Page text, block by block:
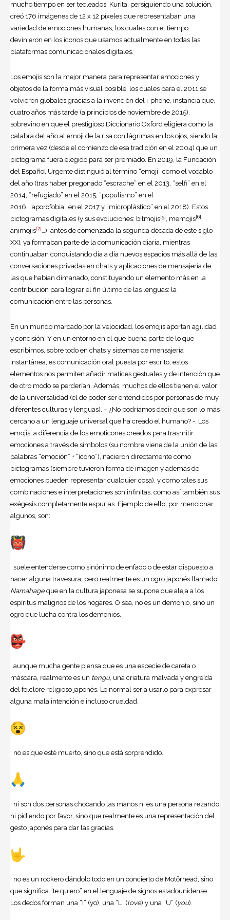
mucho tiempo en ser tecleados. Kurita, persiguiendo una solución,
creó 176 imágenes de 12 x 12 píxeles que representaban una
variedad de emociones humanas, los cuales con el tiempo
devinieron en los iconos que usamos actualmente en todas las
plataformas comunicacionales digitales.
Los emojis son la mejor manera para representar emociones y
objetos de la forma más visual posible, los cuales para el 2011 se
volvieron globales gracias a la invención del i-phone, instancia que,
cuatro años más tarde (a principios de noviembre de 2015),
sobrevino en que el prestigioso Diccionario Oxford eligiera como la
palabra del año al emoji de la risa con lágrimas en los ojos, siendo la
primera vez (desde el comienzo de esa tradición en el 2004) que un
pictograma fuera elegido para ser premiado. En 2019, la Fundación
del Español Urgente distinguió al término “emoji” como el vocablo
del año (tras haber pregonado “escrache” en el 2013, “selfi” en el
2014, “refugiado” en el 2015, “populismo” en el
2016, “aporofobia” en el 2017 y “microplástico” en el 2018). Estos
pictogramas digitales (y sus evoluciones: bitmojis[5], memojis[6],
animojis[7]…), antes de comenzada la segunda década de este siglo
XXI, ya formaban parte de la comunicación diaria, mientras
continuaban conquistando día a día nuevos espacios más allá de las
conversaciones privadas en chats y aplicaciones de mensajería de
las que habían dimanado, constituyendo un elemento más en la
contribución para lograr el fin último de las lenguas: la
comunicación entre las personas.
En un mundo marcado por la velocidad, los emojis aportan agilidad
y concisión. Y en un entorno en el que buena parte de lo que
escribimos, sobre todo en chats y sistemas de mensajería
instantánea, es comunicación oral puesta por escrito, estos
elementos nos permiten añadir matices gestuales y de intención que
de otro modo se perderían. Además, muchos de ellos tienen el valor
de la universalidad (el de poder ser entendidos por personas de muy
diferentes culturas y lenguas). – ¿No podríamos decir que son lo más
cercano a un lenguaje universal que ha creado el humano? -. Los
emojis, a diferencia de los emoticones creados para trasmitir
emociones a través de símbolos (su nombre viene de la unión de las
palabras “emoción” + “ícono”), nacieron directamente como
pictogramas (siempre tuvieron forma de imagen y además de
emociones pueden representar cualquier cosa), y como tales sus
combinaciones e interpretaciones son infinitas, como así también sus
exégesis completamente espurias. Ejemplo de ello, por mencionar
algunos, son:
: suele entenderse como sinónimo de enfado o de estar dispuesto a
hacer alguna travesura, pero realmente es un ogro japonés llamado
Namahageque en la cultura japonesa se supone que aleja a los
espíritus malignos de los hogares. O sea, no es un demonio, sino un
ogro que lucha contra los demonios.
: aunque mucha gente piensa que es una especie de careta o
máscara, realmente es un tengu, una criatura malvada y engreída
del folclore religioso japonés. Lo normal sería usarlo para expresar
alguna mala intención e incluso crueldad.
: no es que esté muerto, sino que está sorprendido.
: ni son dos personas chocando las manos ni es una persona rezando
ni pidiendo por favor, sino que realmente es una representación del
gesto japonés para dar las gracias.
: no es un rockero dándolo todo en un concierto de Motörhead, sino
que significa “te quiero” en el lenguaje de signos estadounidense.
Los dedos forman una “I” (yo), una “L” (love) y una “U” (you).